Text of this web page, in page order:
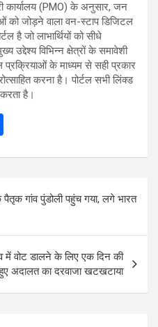
कार्यालय (PMO) के अनुसार, जन
को जोड़ने वाला वन-स्टाप डिजिटल
है जो लाभार्थियों को सीधे
उद्देश्य विभिन्न क्षेत्रों के समावेशी
के माध्यम से सही प्रकार
करना है। पोर्टल सभी लिंक्ड
है।
e
पैतृक गांव पुंडोली पहुंच गया, लगे भारत
में वोट डालने के लिए एक दिन की
अदालत का दरवाजा खटखटाया